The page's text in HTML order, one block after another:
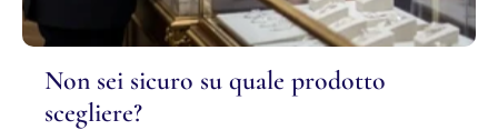
Non sei sicuro su quale prodotto
scegliere?